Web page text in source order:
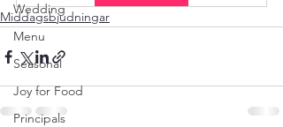
Wedding
Menu
Seasonal
Joy for Food
Principals
Middagsbjudningar